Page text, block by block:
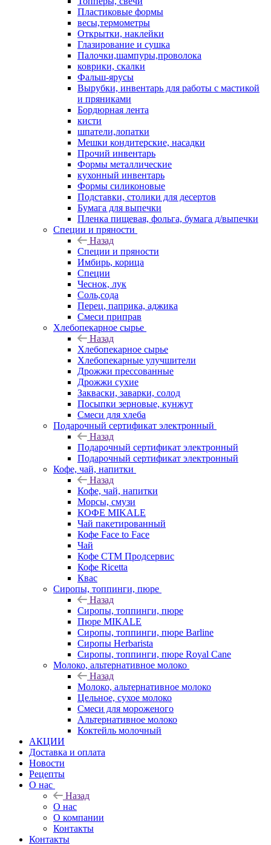
Пластиковые формы
весы,термометры
Открытки, наклейки
Глазирование и сушка
Палочки,шампуры,проволока
коврики, скалки
Фальш-ярусы
Вырубки, инвентарь для работы с мастикой
и пряниками
Бордюрная лента
кисти
шпатели,лопатки
Мешки кондитерские, насадки
Прочий инвентарь
Формы металлические
кухонный инвентарь
Формы силиконовые
Подставки, столики для десертов
Бумага для выпечки
Пленка пищевая, фольга, бумага д/выпечки
Специи и пряности
Назад
Специи и пряности
Имбирь, корица
Специи
Чеснок, лук
Соль,сода
Перец, паприка, аджика
Смеси приправ
Хлебопекарное сырье
Назад
Хлебопекарное сырье
Хлебопекарные улучшители
Дрожжи прессованные
Дрожжи сухие
Закваски, заварки, солод
Посыпки зерновые, кунжут
Смеси для хлеба
Подарочный сертификат электронный
Назад
Подарочный сертификат электронный
Подарочный сертификат электронный
Кофе, чай, напитки
Назад
Кофе, чай, напитки
Морсы, смузи
КОФЕ MIKALE
Чай пакетированный
Кофе Face to Face
Чай
Кофе СТМ Продсервис
Кофе Ricetta
Квас
Сиропы, топпинги, пюре
Назад
Сиропы, топпинги, пюре
Пюре MIKALE
Сиропы, топпинги, пюре Barline
Сиропы Herbarista
Сиропы, топпинги, пюре Royal Cane
Молоко, альтернативное молоко
Назад
Молоко, альтернативное молоко
Цельное, сухое молоко
Смеси для мороженого
Альтернативное молоко
Коктейль молочный
АКЦИИ
Доставка и оплата
Новости
Рецепты
О нас
Назад
О нас
О компании
Контакты
Контакты